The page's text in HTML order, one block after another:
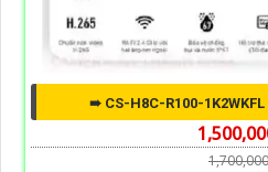
➠ CS-H8C-R100-1K2WKFL